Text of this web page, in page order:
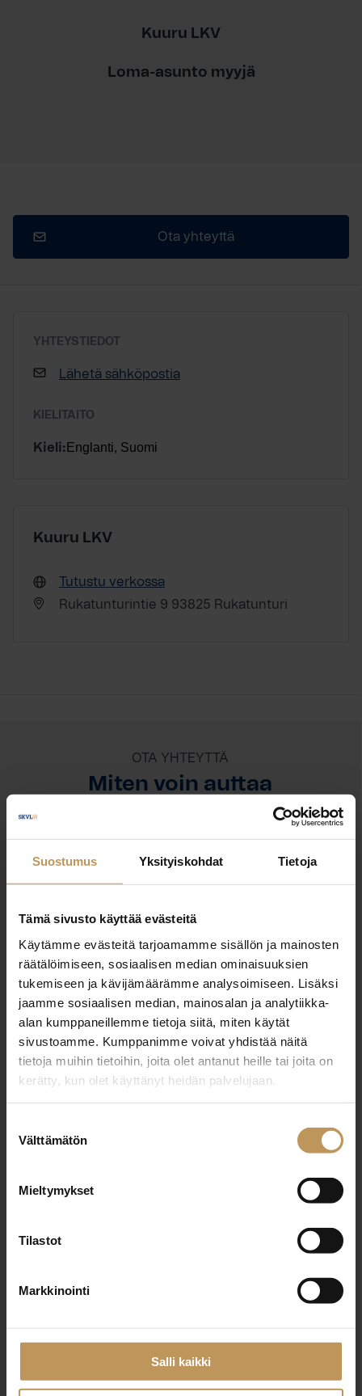
Suostumus Yksityiskohdat Tietoja
Tämä sivusto käyttää evästeitä
Käytämme evästeitä tarjoamamme sisällön ja mainosten
räätälöimiseen, sosiaalisen median ominaisuuksien
tukemiseen ja kävijämäärämme analysoimiseen. Lisäksi
jaamme sosiaalisen median, mainosalan ja analytiikka-
alan kumppaneillemme tietoja siitä, miten käytät
sivustoamme. Kumppanimme voivat yhdistää näitä
tietoja muihin tietoihin, joita olet antanut heille tai joita on
kerätty, kun olet käyttänyt heidän palvelujaan.
valinta
Välttämätön
Mieltymykset
Tilastot
Markkinointi
Salli kaikki
Kuuru LKV
Loma-asunto myyjä
Ota yhteyttä
YHTEYSTIEDOT
Lähetä sähköpostia
KIELITAITO
Kieli: Englanti, Suomi
Kuuru LKV
Tutustu verkossa
Rukatunturintie 9 93825 Rukatunturi
OTA YHTEYTTÄ
Miten voin auttaa
Jätä yhteystietosi, niin otan yhteyttä
Ville Penttinen
ville@kuurulkv.fi
" näyttää pakolliset kentät
Aihe
Viesti